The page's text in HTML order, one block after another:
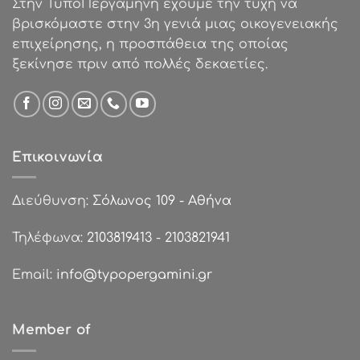
Στην ΤυποΠεργαμηνή έχουμε την τύχη να
βρισκόμαστε στην 3η γενιά μιας οικογενειακής
επιχείρησης, η προσπάθεια της οποίας
ξεκίνησε πριν από πολλές δεκαετίες.
Επικοινωνία
Διεύθυνση: Σόλωνος 109 - Αθήνα
Τηλέφωνα: 2103819413 - 2103821941
Email: info@typopergamini.gr
Member of